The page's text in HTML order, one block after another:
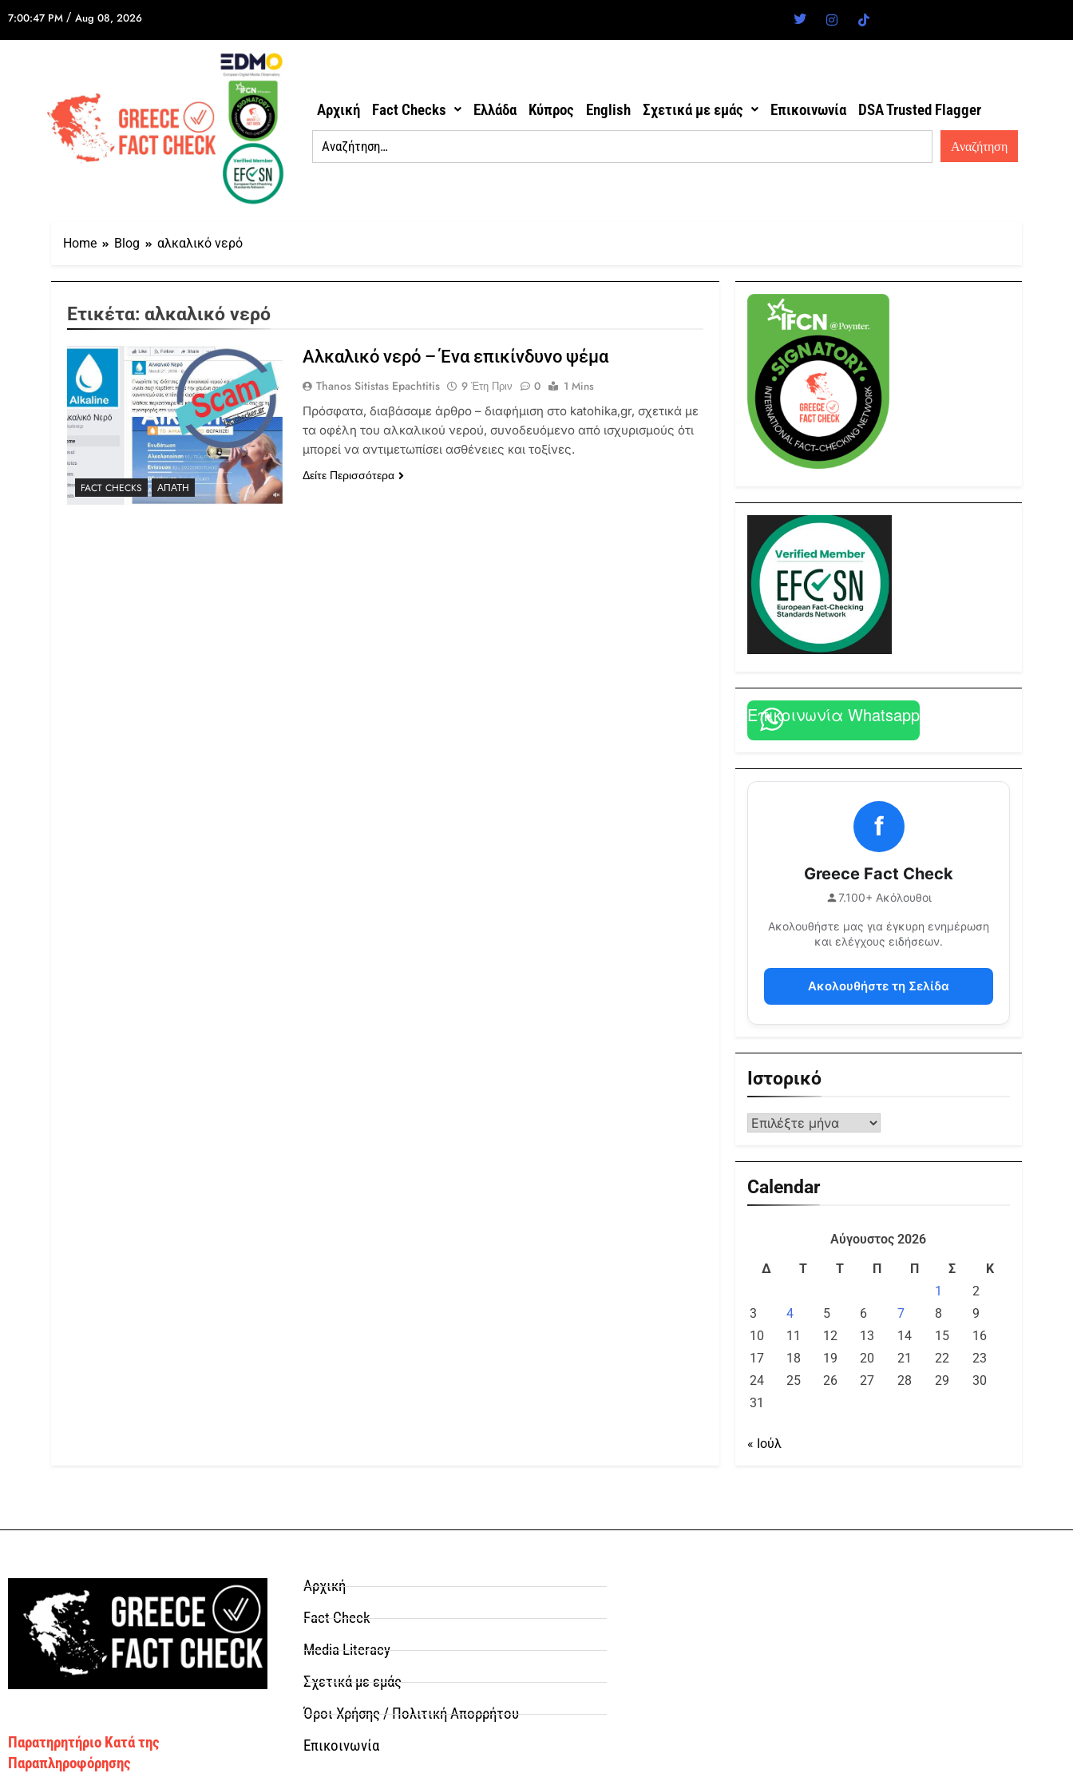
7:00:47 PM / Aug 08, 2026
Αρχική Fact Checks Ελλάδα Κύπρος English Σχετικά με εμάς Επικοινωνία DSA Trusted Flagger
Home Blog αλκαλικό νερό
Ετικέτα: αλκαλικό νερό
FACT CHECKS ΑΠΆΤΗ
Αλκαλικό νερό – Ένα επικίνδυνο ψέμα
Thanos Sitistas Epachtitis 9 Έτη Πριν 0
1 Mins
Πρόσφατα, διαβάσαμε άρθρο – διαφήμιση στο katohika,gr, σχετικά με
τα οφέλη του αλκαλικού νερού, συνοδευόμενο από ισχυρισμούς ότι
μπορεί να αντιμετωπίσει ασθένειες και τοξίνες.
Δείτε Περισσότερα
Επικοινωνία Whatsapp
f
Greece Fact Check
7.100+ Ακόλουθοι
Ακολουθήστε μας για έγκυρη ενημέρωση
και ελέγχους ειδήσεων.
Ακολουθήστε τη Σελίδα
Ιστορικό
Calendar
Αύγουστος 2026
Δ
Τ Τ Π Π Σ
Κ
1
2
3
4 5 6 7 8
9
10
11 12 13 14 15
16
17
18 19 20 21 22
23
24
25 26 27 28 29
30
31
« Ιούλ
Παρατηρητήριο Κατά της
Παραπληροφόρησης
Αρχική
Fact Check
Media Literacy
Σχετικά με εμάς
Όροι Χρήσης / Πολιτική Απορρήτου
Επικοινωνία